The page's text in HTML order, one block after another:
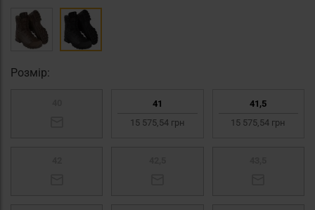
Pозмір:
41
15 575,54 грн
41,5
15 575,54 грн